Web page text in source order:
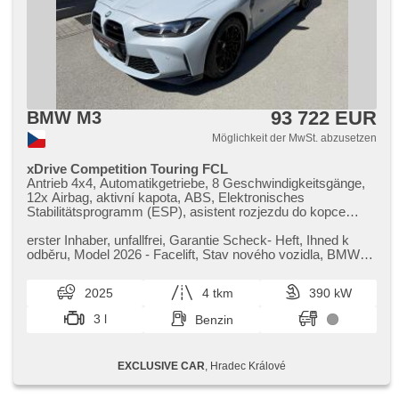
BMW M3 93 722 EUR
Möglichkeit der MwSt. abzusetzen
xDrive Competition Touring FCL
Antrieb 4x4, Automatikgetriebe, 8 Geschwindigkeitsgänge,
12x Airbag, aktivní kapota, ABS, Elektronisches
Stabilitätsprogramm (ESP), asistent rozjezdu do kopce
Spot Anzeige, asistent jízdy v koloně, asistent změny
jízdního pruhu, asistent jízdy v jízdním pruhu, Überwachung
adaptivní regulace podvozku, Servolenkung, třízónová
klimatizace, Klimaautomatik, Adaptive
Geschwindigkeitsregelung, LED adaptivní světlomety,
Schaltflutlicht, LED denní svícení, automatické přepínání
digitální přístrojový štít, volba jízdního režimu, elektronická
ruční brzda, Navigation, head-up display, hlídání provozu při
erster Inhaber,​ unfallfrei,​ Garantie Scheck​- Heft,​ Ihned k
odběru,​ Model 2026 ​- Facelift,​ Stav nového vozidla,​ BMW
2025 4 tkm
390 kW
3 l
Benzin
EXCLUSIVE CAR , Hradec Králové